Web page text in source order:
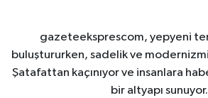
gazeteeksprescom, yepyeni
buluştururken, sadelik ve
Şatafattan kaçınıyor ve insanlara
bir altyapı sunuyor.